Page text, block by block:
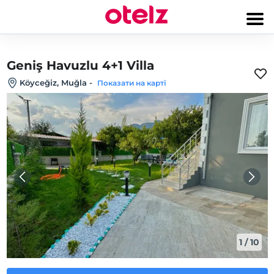
Geniş Havuzlu 4+1 Villa
Köyceğiz, Muğla - Показати на карті
1 /10